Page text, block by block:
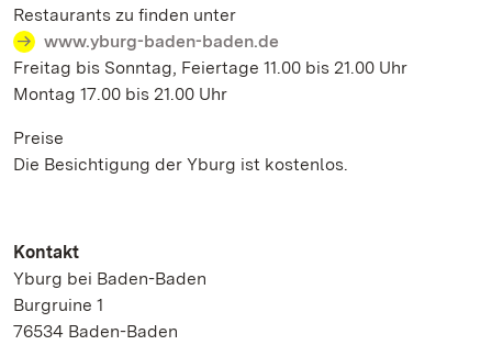
Restaurants zu finden unter
www.yburg-baden-baden.de
Freitag bis Sonntag, Feiertage 11.00 bis 21.00 Uhr
Montag 17.00 bis 21.00 Uhr
Preise
Die Besichtigung der Yburg ist kostenlos.
Kontakt
Yburg bei Baden-Baden
Burgruine 1
76534 Baden-Baden